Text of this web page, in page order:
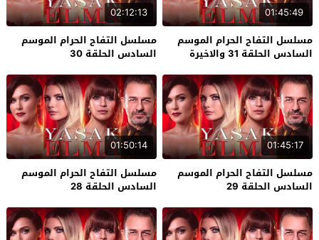
01:45:49
مسلسل التفاح الحرام الموسم
السادس الحلقة 31 والاخيرة
02:12:13
مسلسل التفاح الحرام الموسم
السادس الحلقة 30
01:45:17
مسلسل التفاح الحرام الموسم
السادس الحلقة 29
01:50:14
مسلسل التفاح الحرام الموسم
السادس الحلقة 28